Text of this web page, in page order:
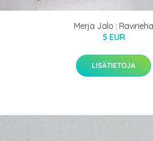
Merja Jalo : Ravirieha
5 EUR
LISÄTIETOJA